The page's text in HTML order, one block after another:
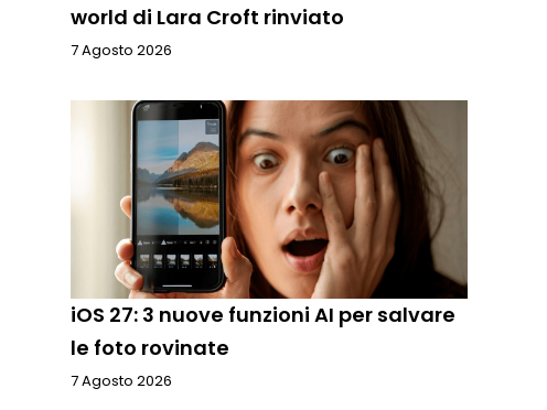
world di Lara Croft rinviato
7 Agosto 2026
iOS 27: 3 nuove funzioni AI per salvare
le foto rovinate
7 Agosto 2026